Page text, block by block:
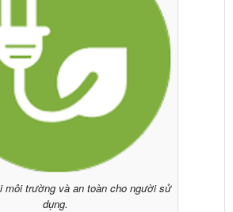
môi trường và an toàn cho người sử
dụng.